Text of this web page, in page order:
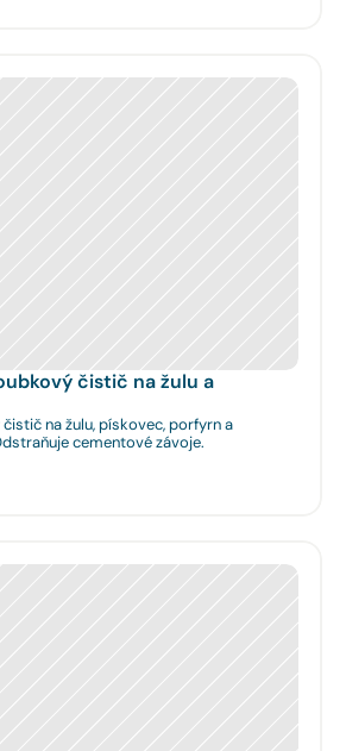
čistič na žulu a
na žulu, pískovec, porfyrn a
cementové závoje.